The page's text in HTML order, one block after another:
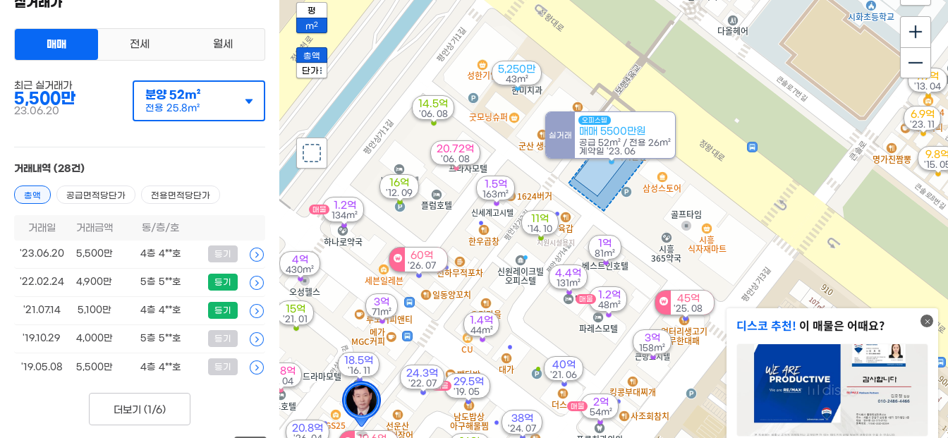
60억
'26. 07
20.8억
5,250만
43m²
1.2억
134m²
매물
45억
'25. 08
1.2억
48m²
매물
38억
'24. 07
29.5억
'19. 05
매물
6.9억
'23. 11
2억
54m²
매물
실거래
오피스텔
매매 5500만원
공급 52m² / 전용 26m²
계약일 '23. 06
24.3억
'22. 07
40억
'21. 06
1.5억
163m²
15억
'21. 01
38.8억
'19. 04
4.4억
131m²
4억
430m²
18.5억
'16. 11
9.8
'15.
11억
'14. 10
1억
81m²
1.4억
44m²
7.9억
'13. 04
16억
'12. 09
3억
158m²
3억
71m²
20.72억
'06. 08
14.5억
'06. 08
디스코 추천! 이 매물은 어때요?
평
m2
총액
단가
실거래가
매매 전세 월세
최근 실거래가
5,500만
23.06.20
분양52m²
전용 25.8m²
거래내역 (28건)
총액 공급면적당단가 전용면적당단가
거래일 거래금액 동/층/호
'23.06.20 5,500만 4층 4**호 등기
'22.02.24 4,900만 5층 5**호 등기
'21.07.14 5,100만 4층 4**호 등기
'19.10.29 4,000만 5층 5**호 등기
'19.05.08 5,500만 4층 4**호 등기
더보기 (1/6)